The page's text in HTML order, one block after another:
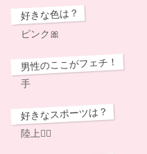
好きな色は？
ピンク🎀
男性のここがフェチ！
手
好きなスポーツは？
陸上🏃‍♂️